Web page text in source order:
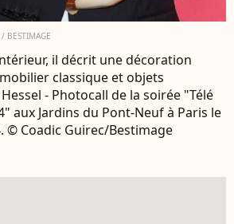
BESTIMAGE
il décrit une décoration
classique et objets
- Photocall de la soirée "Télé
aux Jardins du Pont-Neuf à Paris le
© Coadic Guirec/Bestimage